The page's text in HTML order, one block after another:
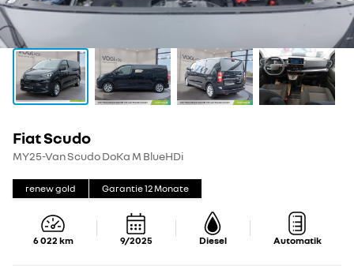
Fiat Scudo
MY25-Van Scudo DoKa M BlueHDi
renew gold Garantie12Monate
6 022 km 9/2025 Diesel Automatik